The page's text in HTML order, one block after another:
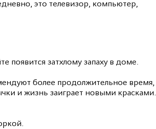
это телевизор, компьютер,
появится затхлому запаху в доме.
более продолжительное время,
и жизнь заиграет новыми красками.